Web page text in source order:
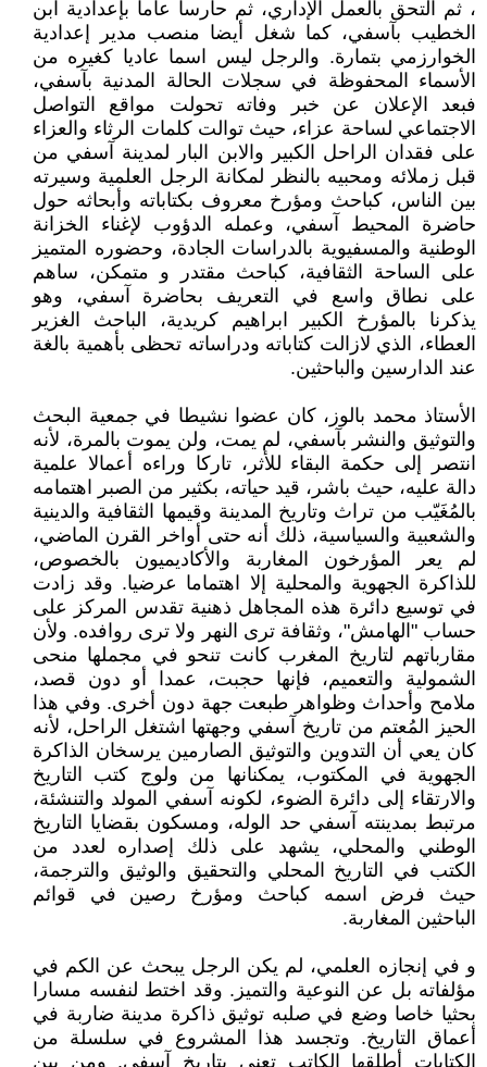
، ثم التحق بالعمل الإداري، ثم حارسا عاما بإعدادية ابن
الخطيب بآسفي، كما شغل أيضا منصب مدير إعدادية
الخوارزمي بتمارة. والرجل ليس اسما عاديا كغيره من
الأسماء المحفوظة في سجلات الحالة المدنية بآسفي،
فبعد الإعلان عن خبر وفاته تحولت مواقع التواصل
الاجتماعي لساحة عزاء، حيث توالت كلمات الرثاء والعزاء
على فقدان الراحل الكبير والابن البار لمدينة آسفي من
قبل زملائه ومحبيه بالنظر لمكانة الرجل العلمية وسيرته
بين الناس، كباحث ومؤرخ معروف بكتاباته وأبحاثه حول
حاضرة المحيط آسفي، وعمله الدؤوب لإغناء الخزانة
الوطنية والمسفيوية بالدراسات الجادة، وحضوره المتميز
على الساحة الثقافية، كباحث مقتدر و متمكن، ساهم
على نطاق واسع في التعريف بحاضرة آسفي، وهو
يذكرنا بالمؤرخ الكبير ابراهيم كريدية، الباحث الغزير
العطاء، الذي لازالت كتاباته ودراساته تحظى بأهمية بالغة
عند الدارسين والباحثين.
الأستاذ محمد بالوز، كان عضوا نشيطا في جمعية البحث
والتوثيق والنشر بآسفي، لم يمت، ولن يموت بالمرة، لأنه
انتصر إلى حكمة البقاء للأثر، تاركا وراءه أعمالا علمية
دالة عليه، حيث باشر، قيد حياته، بكثير من الصبر اهتمامه
بالمُغَيّب من تراث وتاريخ المدينة وقيمها الثقافية والدينية
والشعبية والسياسية، ذلك أنه حتى أواخر القرن الماضي،
لم يعر المؤرخون المغاربة والأكاديميون بالخصوص،
للذاكرة الجهوية والمحلية إلا اهتماما عرضيا. وقد زادت
في توسيع دائرة هذه المجاهل ذهنية تقدس المركز على
حساب "الهامش"، وثقافة ترى النهر ولا ترى روافده. ولأن
مقارباتهم لتاريخ المغرب كانت تنحو في مجملها منحى
الشمولية والتعميم، فإنها حجبت، عمدا أو دون قصد،
ملامح وأحداث وظواهر طبعت جهة دون أخرى. وفي هذا
الحيز المُعتم من تاريخ آسفي وجهتها اشتغل الراحل، لأنه
كان يعي أن التدوين والتوثيق الصارمين يرسخان الذاكرة
الجهوية في المكتوب، يمكنانها من ولوج كتب التاريخ
والارتقاء إلى دائرة الضوء، لكونه آسفي المولد والتنشئة،
مرتبط بمدينته آسفي حد الوله، ومسكون بقضايا التاريخ
الوطني والمحلي، يشهد على ذلك إصداره لعدد من
الكتب في التاريخ المحلي والتحقيق والوثيق والترجمة،
حيث فرض اسمه كباحث ومؤرخ رصين في قوائم
الباحثين المغاربة.
و في إنجازه العلمي، لم يكن الرجل يبحث عن الكم في
مؤلفاته بل عن النوعية والتميز. وقد اختط لنفسه مسارا
بحثيا خاصا وضع في صلبه توثيق ذاكرة مدينة ضاربة في
أعماق التاريخ. وتجسد هذا المشروع في سلسلة من
الكتابات أطلقها الكاتب تعنى بتاريخ آسفي. ومن بين